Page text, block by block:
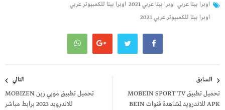
اوبرا بيتا عربي اوبرا بيتا عربي 2021
اوبرا بيتا للكمبيوتر عربي
اوبرا بيتا للكمبيوتر عربي 2021
المقالات
السابق
تحميل تطبيق MOBEIN SPORT TV
APK للاندرويد لمشاهدة قنوات BEIN
التالي
تحميل تطبيق موبي زين MOBIZEN
للاندرويد 2023 برابط مباشر